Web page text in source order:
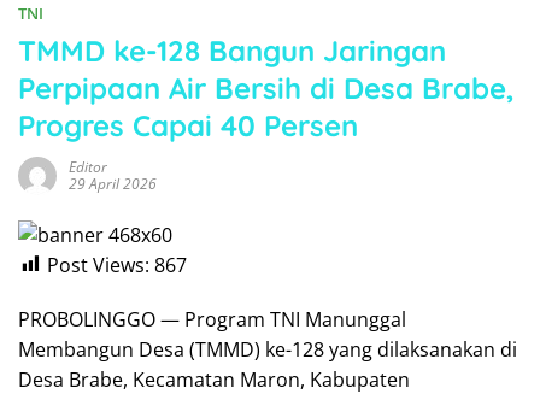
TNI
TMMD ke-128 Bangun Jaringan
Perpipaan Air Bersih di Desa Brabe,
Progres Capai 40 Persen
Editor
29 April 2026
Post Views: 867
PROBOLINGGO — Program TNI Manunggal
Membangun Desa (TMMD) ke-128 yang dilaksanakan di
Desa Brabe, Kecamatan Maron, Kabupaten